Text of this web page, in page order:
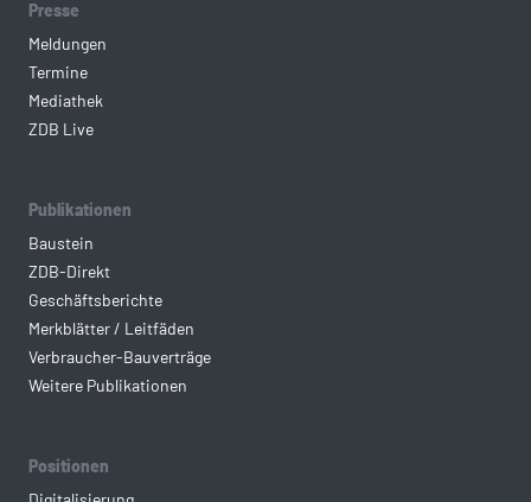
Presse
Meldungen
Termine
Mediathek
ZDB Live
Publikationen
Baustein
ZDB-Direkt
Geschäftsberichte
Merkblätter / Leitfäden
Verbraucher-Bauverträge
Weitere Publikationen
Positionen